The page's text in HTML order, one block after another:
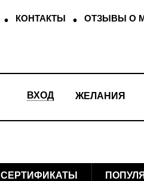
КОНТАКТЫ ОТЗЫВЫ О
ВХОД ЖЕЛАНИЯ
СЕРТИФИКАТЫ